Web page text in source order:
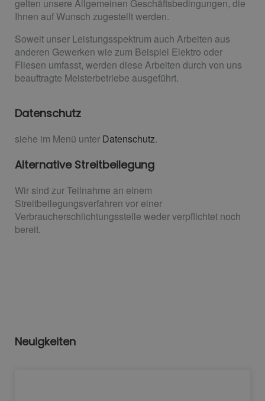
gelten unsere Allgemeinen Geschäftsbedingungen, die
Ihnen auf Wunsch zugestellt werden.
Soweit unser Leistungsspektrum auch Arbeiten aus
anderen Gewerken wie zum Beispiel Elektro oder
Fliesen umfasst, werden diese Arbeiten durch von uns
beauftragte Meisterbetriebe ausgeführt.
Datenschutz
siehe im Menü unter Datenschutz.
Alternative Streitbeilegung
Wir sind zur Teilnahme an einem
Streitbeilegungsverfahren vor einer
Verbraucherschlichtungsstelle weder verpflichtet noch
bereit.
Neuigkeiten